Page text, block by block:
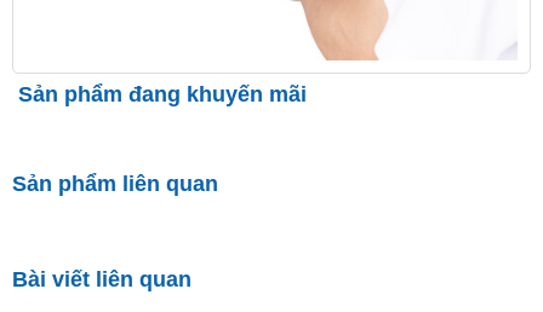
Sản phẩm đang khuyến mãi
Sản phẩm liên quan
Bài viết liên quan